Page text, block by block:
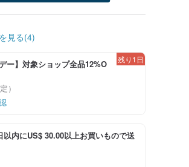
見る(4)
ー】対象ショップ全品12%O
）
残り1日
以内にUS$ 30.00以上お買いもので送